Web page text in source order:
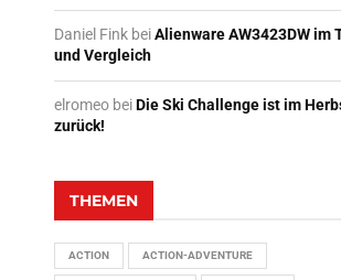
Daniel Fink beiAlienware AW3423DW im
und Vergleich
elromeo beiDie Ski Challenge ist im
zurück!
THEMEN
ACTION ACTION-ADVENTURE